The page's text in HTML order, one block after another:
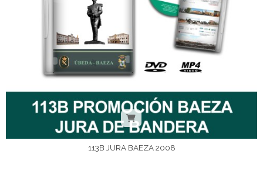
113B JURA BAEZA 2008